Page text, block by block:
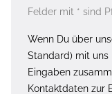
Felder mit * sind
Wenn Du über
Standard) mit uns
Eingaben
Kontaktdaten zur